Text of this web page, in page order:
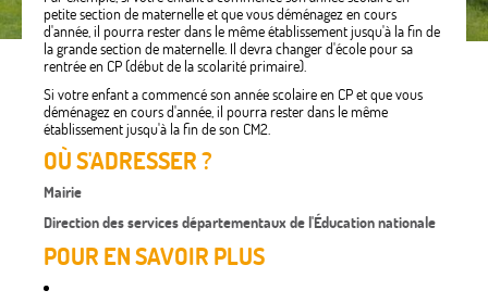
petite section de maternelle et que vous déménagez en cours
d'année, il pourra rester dans le même établissement jusqu'à la fin de
la grande section de maternelle. Il devra changer d'école pour sa
rentrée en CP (début de la scolarité primaire).
Si votre enfant a commencé son année scolaire en CP et que vous
déménagez en cours d'année, il pourra rester dans le même
établissement jusqu'à la fin de son CM2.
OÙ S'ADRESSER ?
Mairie
Direction des services départementaux de l'Éducation nationale
POUR EN SAVOIR PLUS